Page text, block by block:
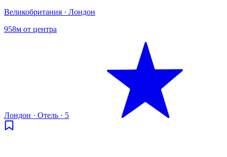
Великобритания · Лондон
958м от центра
Лондон · Отель · 5